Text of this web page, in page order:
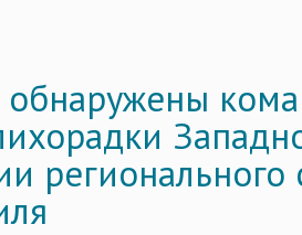
регионального